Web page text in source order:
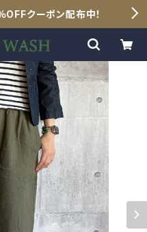
クーポン配布中！